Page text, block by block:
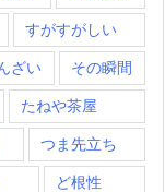
すがすがしい
ざい その瞬間
たねや茶屋
つま先立ち
ど根性